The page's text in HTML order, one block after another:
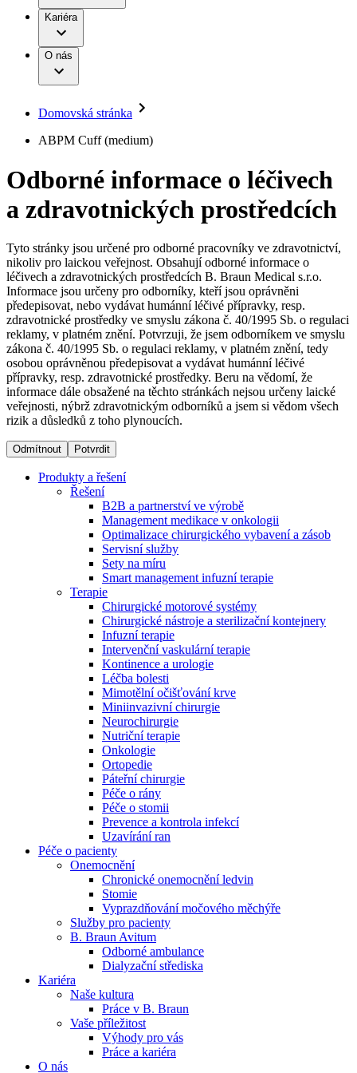
Léčba bolesti
Mimotělní očišťování krve
Neurochirurgie
Onkologie
Ortopedie
Páteřní chirurgie
Péče o rány
Prevence a kontrola infekcí
Uzavírání ran
Řešení
Terapie
Produktový katalog​
Objevte naše produkty. Navštivte produktový katalog B.
Braun s našim kompletním produktovým portfoliem.
Onemocnění
B. Braun Avitum
Dialyzační střediska​
B. Braun Avitum poskytuje kvalitní dialyzační péči ve všech
svých střediscích v České republice. Více informací se
dozvíte na stránkách jednotlivých středisek.
Odborné ambulance
Naše specializované ambulance jsou tu pro vás. Zvolte
specializaci a město, které potřebujete, a objednejte se do naší
ambulance.
Práce a kariéra
Naše kultura
Vaše příležitost​
Nabídky pracovních míst
Objevte své kariérní příležitosti ​v B. Braun. Vyhledejte náš trh
práce​ pro zajímavé pozice.​
Odpovědnost
Média
Tiskové zprávy
Kontakt
Kontaktní formulář
Registrace k odběru newsletteru
Odpovědnost
Média
Kontakt
Zůstaňte v dialogu s B. Braun. ​Kontaktujte nás.​
Kariéra
O nás
Domovská stránka
ABPM Cuff (medium)
Odborné informace o léčivech
a zdravotnických prostředcích
Tyto stránky jsou určené pro odborné pracovníky ve zdravotnictví,
nikoliv pro laickou veřejnost. Obsahují odborné informace o
léčivech a zdravotnických prostředcích B. Braun Medical s.r.o.
Informace jsou určeny pro odborníky, kteří jsou oprávněni
předepisovat, nebo vydávat humánní léčivé přípravky, resp.
zdravotnické prostředky ve smyslu zákona č. 40/1995 Sb. o regulaci
reklamy, v platném znění. Potvrzuji, že jsem odborníkem ve smyslu
zákona č. 40/1995 Sb. o regulaci reklamy, v platném znění, tedy
osobou oprávněnou předepisovat a vydávat humánní léčivé
přípravky, resp. zdravotnické prostředky. Beru na vědomí, že
informace dále obsažené na těchto stránkách nejsou určeny laické
veřejnosti, nýbrž zdravotnickým odborníků a jsem si vědom všech
rizik a důsledků z toho plynoucích.
Odmítnout Potvrdit
Produkty a řešení
Řešení
B2B a partnerství ve výrobě
Management medikace v onkologii
Optimalizace chirurgického vybavení a zásob
Servisní služby
Sety na míru
Smart management infuzní terapie​
Terapie
Chirurgické motorové systémy
Chirurgické nástroje a sterilizační kontejnery
Infuzní terapie
Intervenční vaskulární terapie
Kontinence a urologie
Léčba bolesti
Mimotělní očišťování krve
Miniinvazivní chirurgie
Neurochirurgie
Nutriční terapie
Onkologie
Ortopedie
Páteřní chirurgie
Péče o rány
Péče o stomii
Prevence a kontrola infekcí
Uzavírání ran
Péče o pacienty
Onemocnění
Chronické onemocnění ledvin
Stomie
Vyprazdňování močového měchýře
Služby pro pacienty
B. Braun Avitum
Odborné ambulance
Dialyzační střediska
Kariéra
Naše kultura
Práce v B. Braun
Vaše příležitost​
Výhody pro vás
Práce a kariéra
O nás